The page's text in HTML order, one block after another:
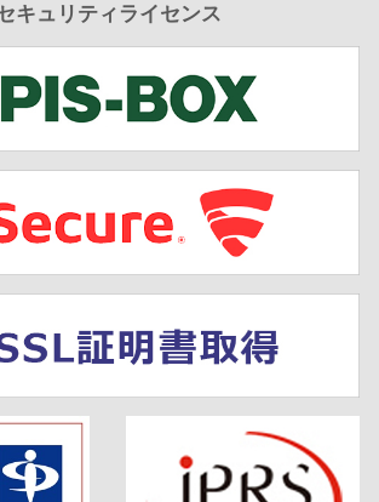
キュリティライセンス